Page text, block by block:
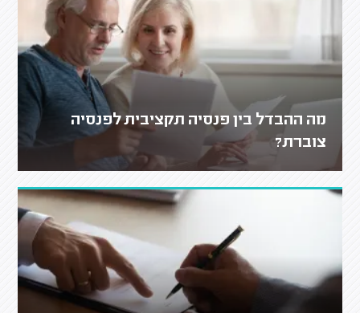
מה ההבדל בין פנסיה תקציבית לפנסיה
צוברת?